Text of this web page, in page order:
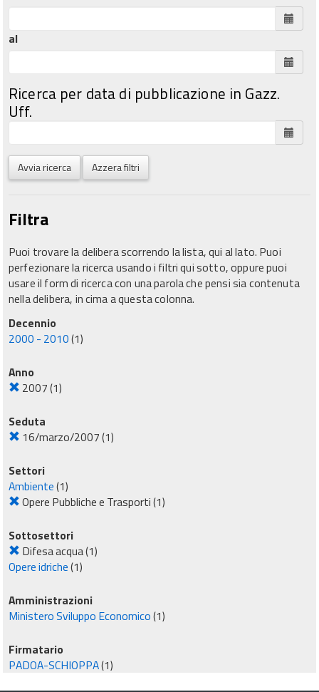
al
Ricerca per data di pubblicazione in Gazz.
Uff.
Avvia ricerca Azzera filtri
Filtra
Puoi trovare la delibera scorrendo la lista, qui al lato. Puoi
perfezionare la ricerca usando i filtri qui sotto, oppure puoi
usare il form di ricerca con una parola che pensi sia contenuta
nella delibera, in cima a questa colonna.
Decennio
2000 - 2010(1)
Anno
2007(1)
Seduta
16/marzo/2007(1)
Settori
Ambiente(1)
Opere Pubbliche e Trasporti(1)
Sottosettori
Difesa acqua(1)
Opere idriche(1)
Amministrazioni
Ministero Sviluppo Economico(1)
Firmatario
PADOA-SCHIOPPA(1)